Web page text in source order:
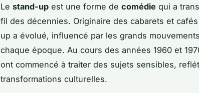
Le stand-up est une forme de comédie qui a
fil des décennies. Originaire des cabarets et
up a évolué, influencé par les grands mouvements
chaque époque. Au cours des années 1960 et
ont commencé à traiter des sujets sensibles,
transformations culturelles.